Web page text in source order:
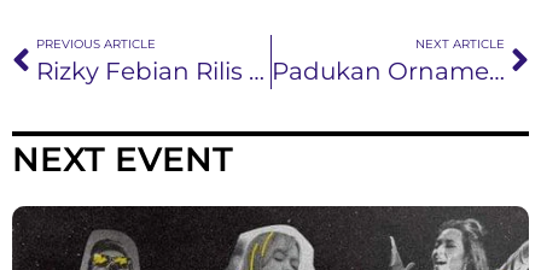
PREVIOUS ARTICLE
Rizky Febian Rilis Single Terbarunya “KATA” yang Memuat Cerita Tentang Syukur dan Cinta
NEXT ARTICLE
Padukan Ornamen Ska Punk dan Modern Rock, SKRG Rilis Single Baru ‘Take My Hand’
NEXT EVENT